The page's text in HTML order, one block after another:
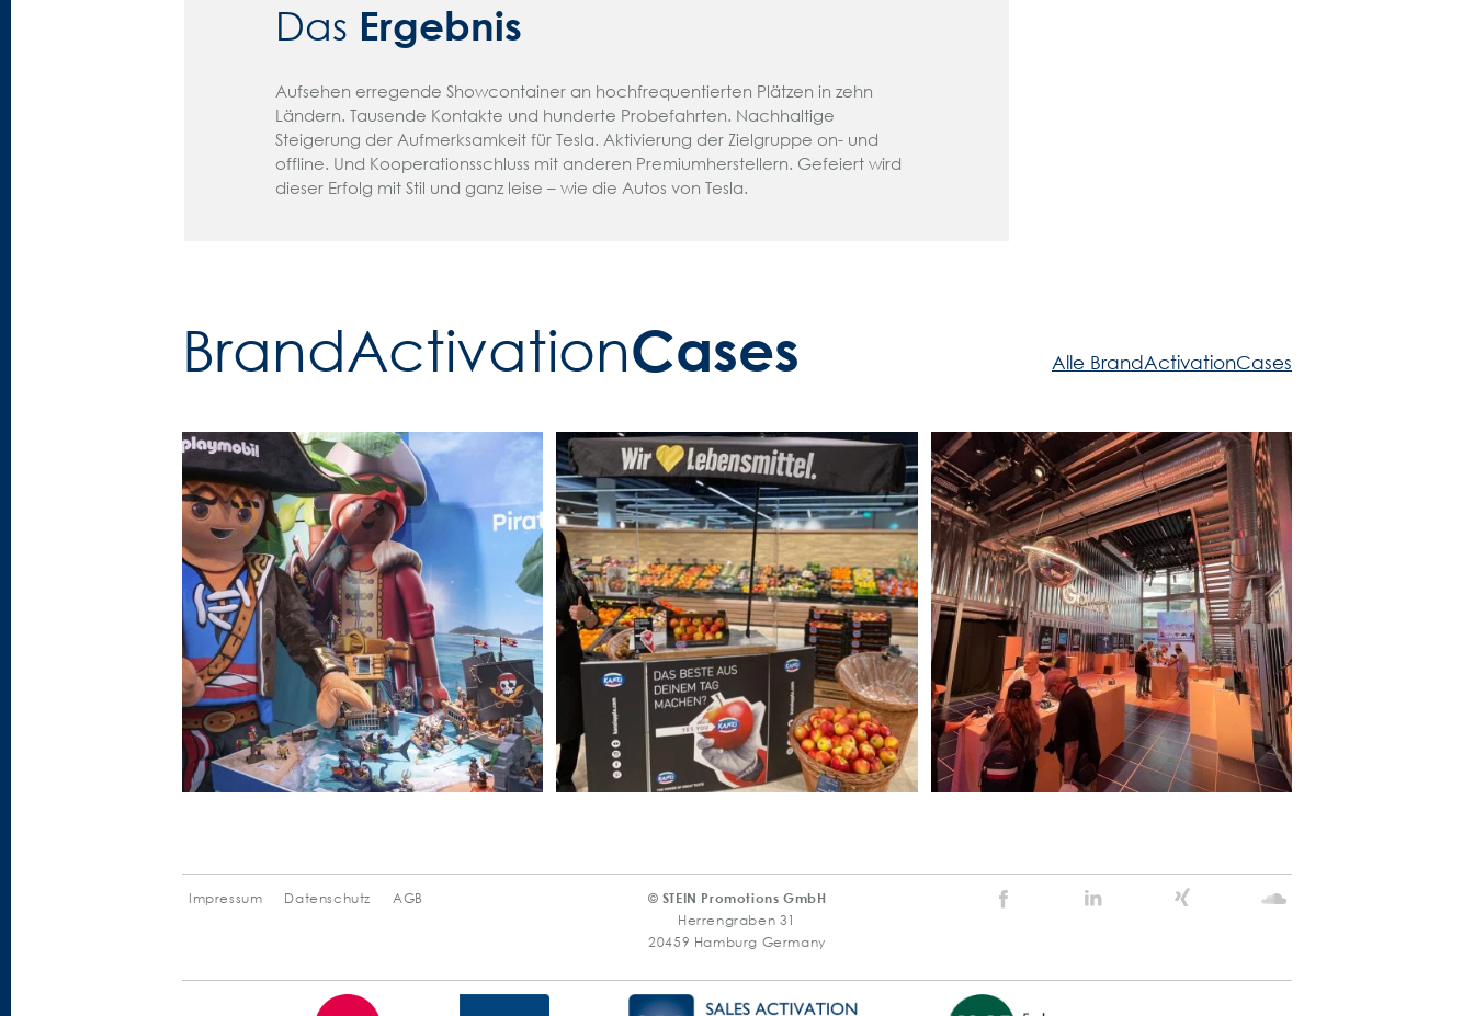
Das Ergebnis
Aufsehen erregende Showcontainer an hochfrequentierten Plätzen in zehn
Ländern. Tausende Kontakte und hunderte Probefahrten. Nachhaltige
Steigerung der Aufmerksamkeit für Tesla. Aktivierung der Zielgruppe on- und
offline. Und Kooperationsschluss mit anderen Premiumherstellern. Gefeiert wird
dieser Erfolg mit Stil und ganz leise – wie die Autos von Tesla.
BrandActivation­Cases Alle BrandActivationCases
Impressum Datenschutz AGB
© STEIN Promotions GmbH
Herrengraben 31
20459 Hamburg Germany
Stein